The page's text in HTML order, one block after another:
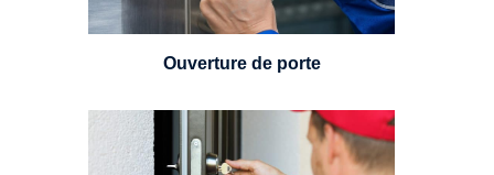
24h/7.
Ouverture de porte
Un serrurier sera en mesure de
choisir et remplacer un cylindre